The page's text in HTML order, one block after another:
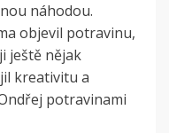
náhodou.
objevil potravinu,
ještě nějak
kreativitu a
potravinami